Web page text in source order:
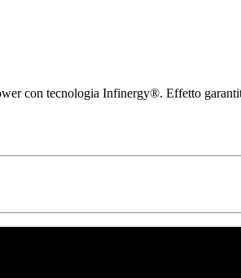
con tecnologia Infinergy®. Effetto